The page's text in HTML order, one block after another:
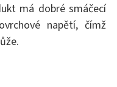
má dobré smáčecí
napětí, čímž